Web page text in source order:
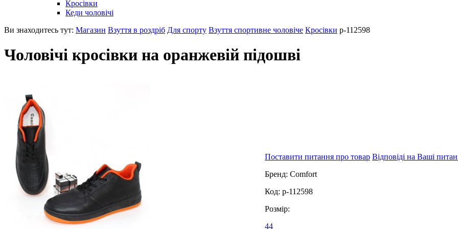
Кросівки
Кеди чоловічі
Ви знаходитесь тут: Магазин Взуття в роздріб Для спорту Взуття спортивне чоловіче Кросівки p-112598
Чоловічі кросівки на оранжевій підошві
Поставити питання про товар Відповіді на Ваші
Бренд: Comfort
Код: p-112598
Розмір:
44